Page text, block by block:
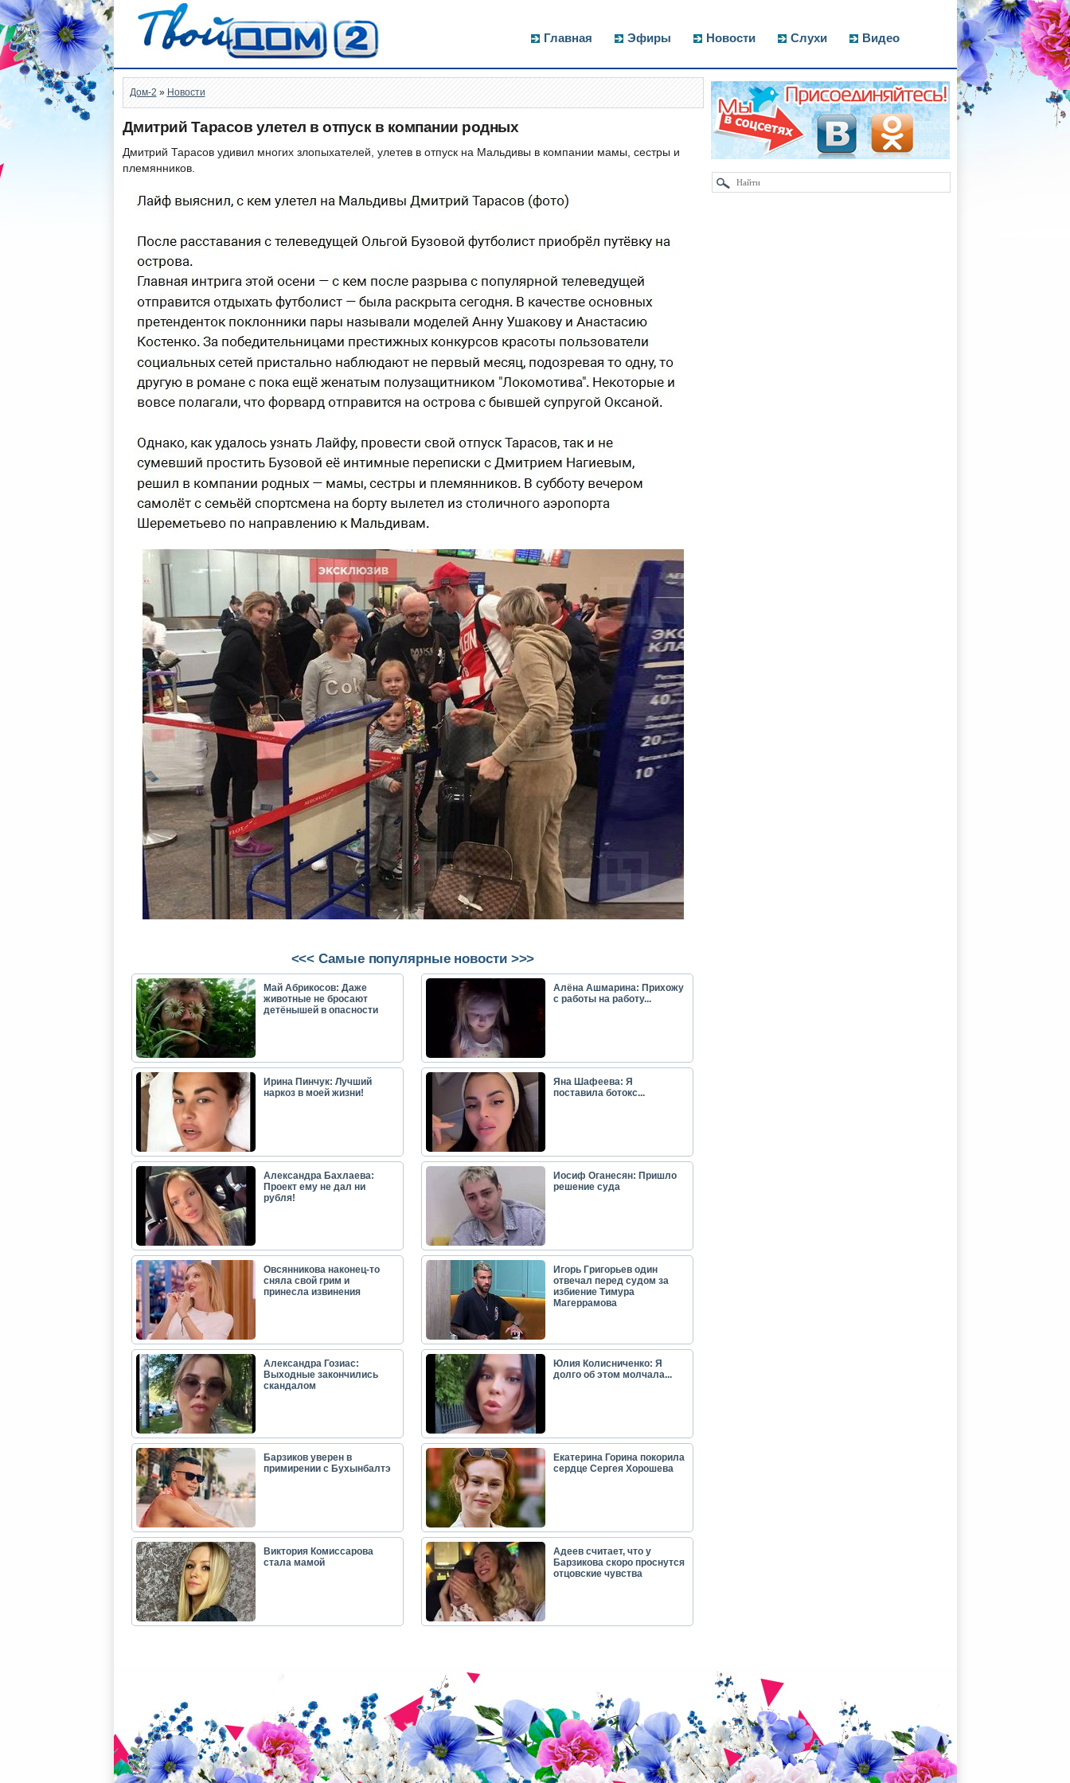
Главная Эфиры Новости Слухи Видео
Дом-2 » Новости
Дмитрий Тарасов улетел в отпуск в компании родных
Дмитрий Тарасов удивил многих злопыхателей, улетев в отпуск на Мальдивы в компании мамы, сестры и
племянников.
<<< Самые популярные новости >>>
Май Абрикосов: Даже
животные не бросают
детёнышей в опасности
Алёна Ашмарина: Прихожу
с работы на работу...
Ирина Пинчук: Лучший
наркоз в моей жизни!
Яна Шафеева: Я
поставила ботокс...
Александра Бахлаева:
Проект ему не дал ни
рубля!
Иосиф Оганесян: Пришло
решение суда
Овсянникова наконец-то
сняла свой грим и
принесла извинения
Игорь Григорьев один
отвечал перед судом за
избиение Тимура
Магеррамова
Александра Гозиас:
Выходные закончились
скандалом
Юлия Колисниченко: Я
долго об этом молчала...
Барзиков уверен в
примирении с Бухынбалтэ
Екатерина Горина покорила
сердце Сергея Хорошева
Виктория Комиссарова
стала мамой
Адеев считает, что у
Барзикова скоро проснутся
отцовские чувства